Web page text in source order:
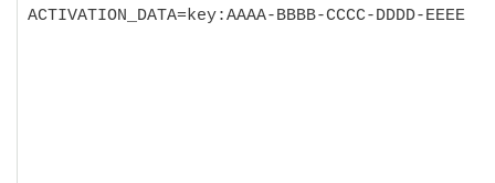
ACTIVATION_DATA=key:AAAA-BBBB-CCCC-DDDD-EEEE